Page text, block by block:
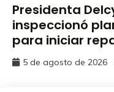
Presidenta
inspeccionó
para iniciar
5 de agosto de 2026